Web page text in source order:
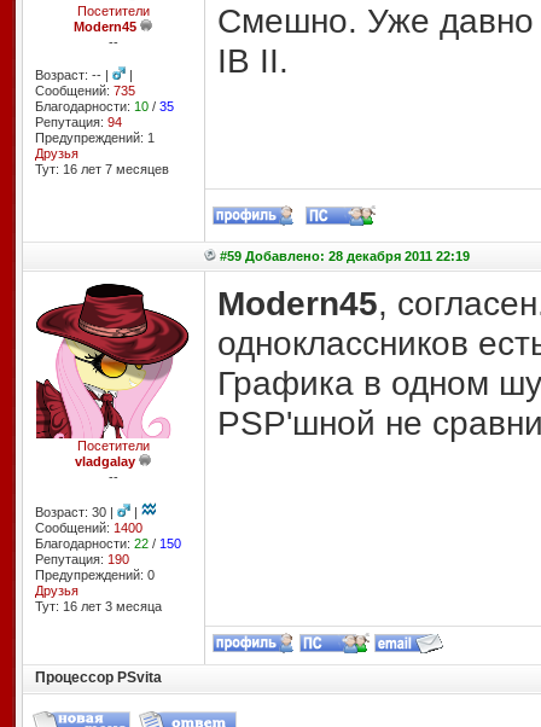
Посетители
Modern45
--
Возраст: -- |
|
Сообщений: 735
Благодарности: 10/ 35
Репутация: 94
Предупреждений: 1
Друзья
Тут: 16 лет 7 месяцев
Смешно. Уже давно
IB II.
#59 Добавлено: 28 декабря 2011 22:19
Посетители
vladgalay
--
Возраст: 30 |
|
Сообщений: 1400
Благодарности: 22/ 150
Репутация: 190
Предупреждений: 0
Друзья
Тут: 16 лет 3 месяцa
Modern45,
одноклассников
Графика в одном
PSP'шной не
Процессор PSvita